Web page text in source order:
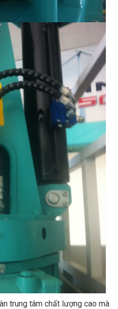
trung tâm chất lượng cao mà